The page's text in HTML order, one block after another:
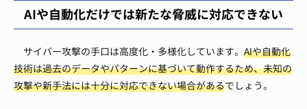
AIや自動化だけでは新たな脅威に対応できない
サイバー攻撃の手口は高度化・多様化しています。 AIや自動化
技術は過去のデータやパターンに基づいて動作するため、未知の
攻撃や新手法には十分に対応できない場合があるでしょう。